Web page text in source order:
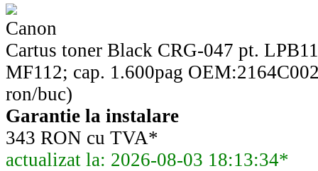
Canon
Cartus toner Black CRG-047 pt.
MF112; cap. 1.600pag
ron/buc)
Garantie la instalare
343 RON cu TVA*
actualizat la: 2026-08-03 18:13:34*